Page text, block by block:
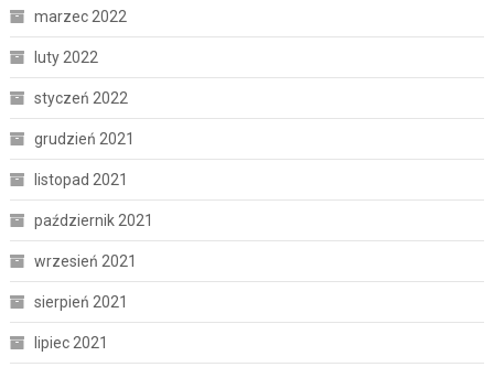
marzec 2022
luty 2022
styczeń 2022
grudzień 2021
listopad 2021
październik 2021
wrzesień 2021
sierpień 2021
lipiec 2021